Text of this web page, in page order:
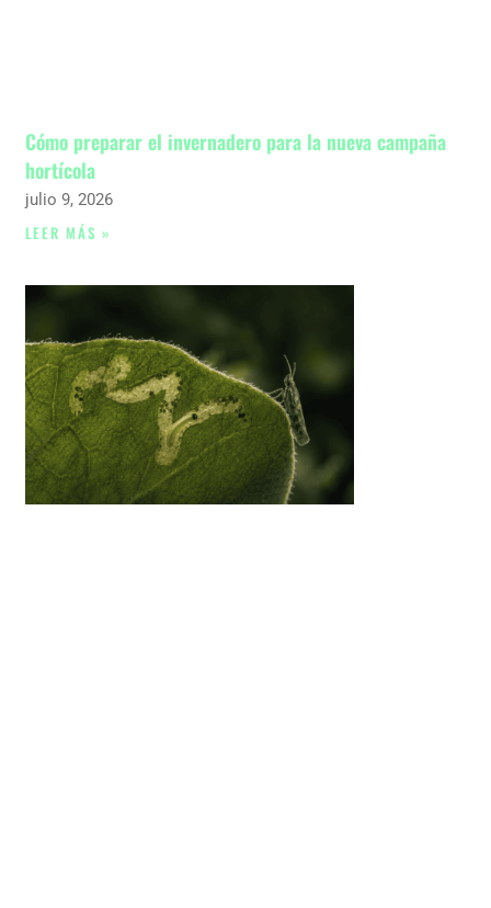
Cómo preparar el invernadero para la nueva campaña
hortícola
julio 9, 2026
LEER MÁS »